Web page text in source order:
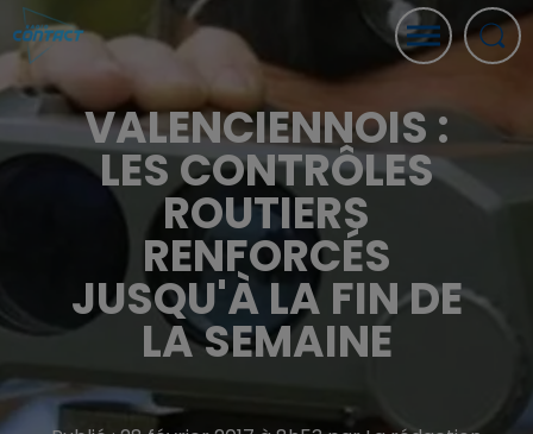
VALENCIENNOIS :
LES CONTRÔLES
ROUTIERS
RENFORCÉS
JUSQU'À LA FIN DE
LA SEMAINE